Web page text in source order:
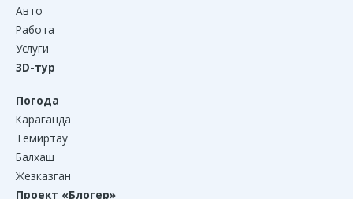
Авто
Работа
Услуги
3D-тур
Погода
Караганда
Темиртау
Балхаш
Жезказган
Проект «Блогер»